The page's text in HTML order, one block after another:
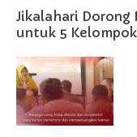
Jikalahari Dorong
untuk 5